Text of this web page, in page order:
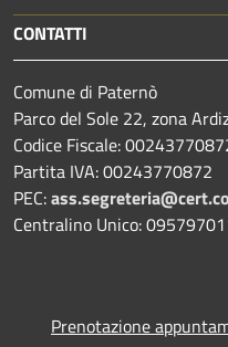
CONTATTI
Comune di Paternò
Parco del Sole 22, zona
Codice Fiscale:
Partita IVA: 00243770872
PEC:
Centralino Unico:
Prenotazione